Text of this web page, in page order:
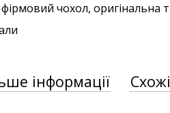
чохол, оригінальна
інформації